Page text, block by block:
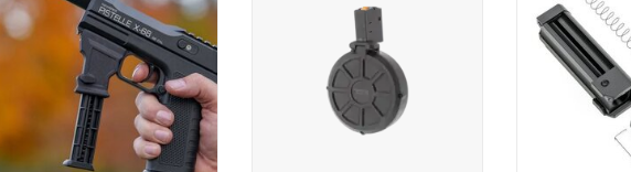
ZUM WARENKORB HINZUFÜGEN
ZUM WARENKORB HINZUFÜGEN
ZUM